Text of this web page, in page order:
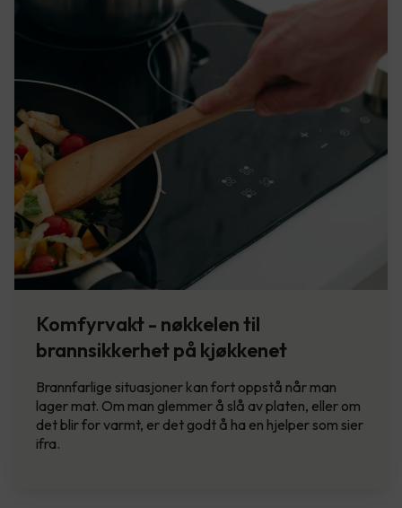
Komfyrvakt - nøkkelen til
brannsikkerhet på kjøkkenet
Brannfarlige situasjoner kan fort oppstå når man
lager mat. Om man glemmer å slå av platen, eller om
det blir for varmt, er det godt å ha en hjelper som sier
ifra.